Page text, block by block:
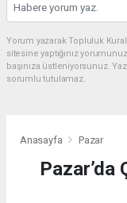
Yorum yazarak Topluluk
sitesine yaptığınız
başınıza üstleniyorsunuz.
sorumlu tutulamaz.
Anasayfa Pazar
Pazar’da